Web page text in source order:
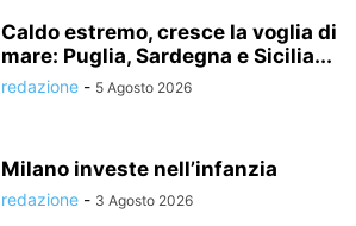
Caldo estremo, cresce la voglia di
mare: Puglia, Sardegna e Sicilia...
redazione - 5 Agosto 2026
Milano investe nell’infanzia
redazione - 3 Agosto 2026